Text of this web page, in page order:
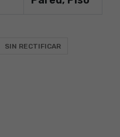
SIN RECTIFICAR